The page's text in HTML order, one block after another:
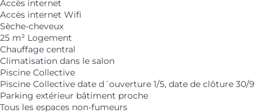
Accès internet
Accès internet Wifi
Sèche-cheveux
25 m² Logement
Chauffage central
Climatisation dans le salon
Piscine Collective
Piscine Collective date d´ouverture 1/5, date de clôture 30/9
Parking extérieur bâtiment proche
Tous les espaces non-fumeurs